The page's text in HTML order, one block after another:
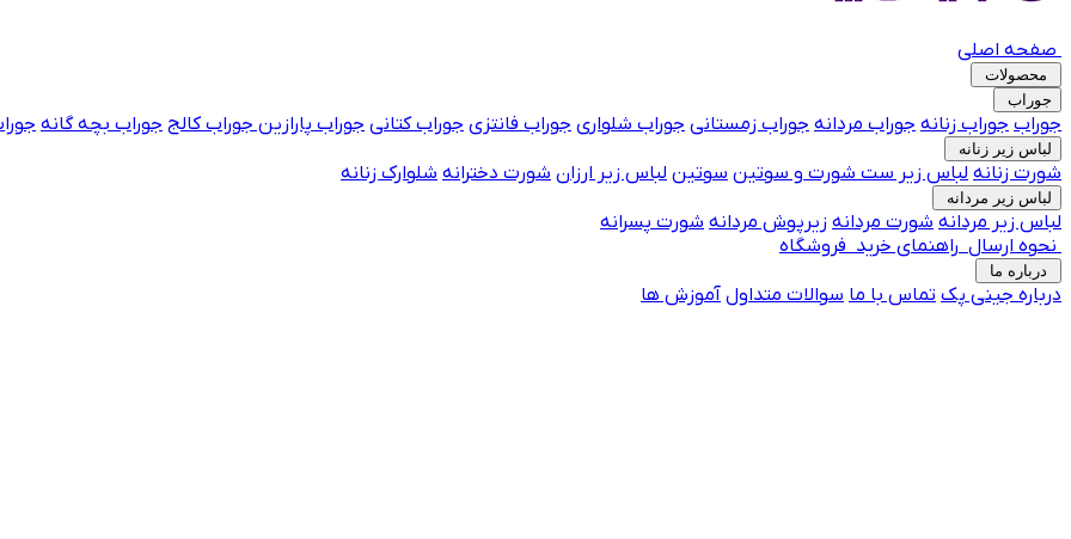
صفحه اصلی
محصولات
جوراب
جوراب جوراب زنانه جوراب مردانه جوراب زمستانی جوراب شلواری جوراب فانتزی جوراب کتانی جوراب پارازین جوراب کالج جوراب بچه گانه
لباس زیر زنانه
شورت زنانه لباس زیر ست شورت و سوتین سوتین لباس زیر ارزان شورت دخترانه شلوارک زنانه
لباس زیر مردانه
لباس زیر مردانه شورت مردانه زیرپوش مردانه شورت پسرانه
نحوه ارسال راهنمای خرید فروشگاه
درباره ما
درباره جینی پک تماس با ما سوالات متداول آموزش ها جوراب فانتزی پرفروش